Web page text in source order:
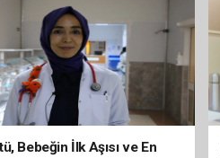
Bebeğin İlk Aşısı ve En